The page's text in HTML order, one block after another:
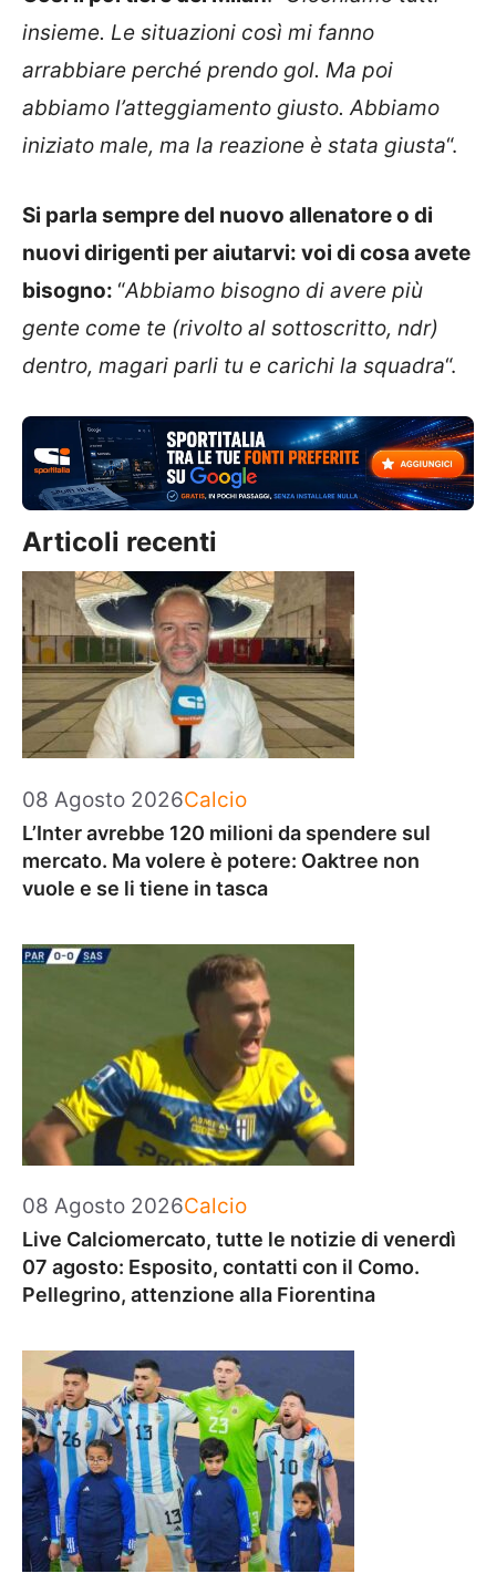
insieme. Le situazioni così mi fanno
arrabbiare perché prendo gol. Ma poi
abbiamo l’atteggiamento giusto. Abbiamo
iniziato male, ma la reazione è stata giusta“.
Si parla sempre del nuovo allenatore o di
nuovi dirigenti per aiutarvi: voi di cosa avete
bisogno: “Abbiamo bisogno di avere più
gente come te (rivolto al sottoscritto, ndr)
dentro, magari parli tu e carichi la squadra“.
Articoli recenti
08 Agosto 2026Categorie
Calcio
L’Inter avrebbe 120 milioni da spendere sul
mercato. Ma volere è potere: Oaktree non
vuole e se li tiene in tasca
08 Agosto 2026Categorie
Calcio
Live Calciomercato, tutte le notizie di venerdì
07 agosto: Esposito, contatti con il Como.
Pellegrino, attenzione alla Fiorentina